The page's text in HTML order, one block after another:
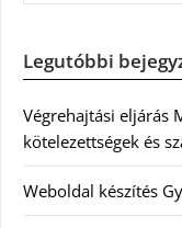
Legutóbbi
Végrehajtási eljárás
kötelezettségek és
Weboldal készítés